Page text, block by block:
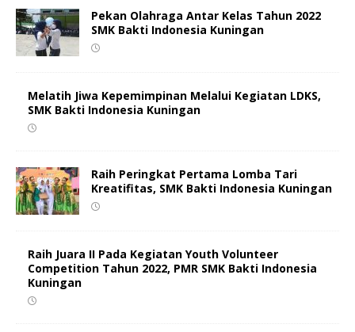
Pekan Olahraga Antar Kelas Tahun 2022
SMK Bakti Indonesia Kuningan
Melatih Jiwa Kepemimpinan Melalui Kegiatan LDKS,
SMK Bakti Indonesia Kuningan
Raih Peringkat Pertama Lomba Tari
Kreatifitas, SMK Bakti Indonesia Kuningan
Raih Juara II Pada Kegiatan Youth Volunteer
Competition Tahun 2022, PMR SMK Bakti Indonesia
Kuningan